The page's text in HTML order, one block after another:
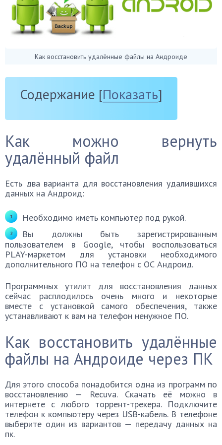
Как восстановить удалённые файлы на Андроиде
Содержание [Показать]
Как можно вернуть
удалённый файл
Есть два варианта для восстановления удалившихся
данных на Андроид:
Необходимо иметь компьютер под рукой.
Вы должны быть зарегистрированным
пользователем в Google, чтобы воспользоваться
PLAY-маркетом для установки необходимого
дополнительного ПО на телефон с ОС Андроид.
Программных утилит для восстановления данных
сейчас расплодилось очень много и некоторые
вместе с установкой самого обеспечения, также
устанавливают к вам на телефон ненужное ПО.
Как восстановить удалённые
файлы на Андроиде через ПК
Для этого способа понадобится одна из программ по
восстановлению — Recuva. Скачать её можно в
интернете с любого торрент-трекера. Подключите
телефон к компьютеру через USB-кабель. В телефоне
выберите один из вариантов — передачу данных на
пк.